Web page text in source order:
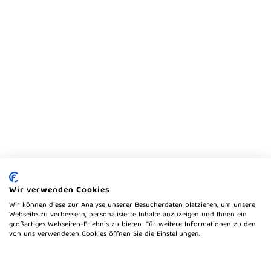
Wir verwenden Cookies
Wir können diese zur Analyse unserer Besucherdaten platzieren, um unsere
Webseite zu verbessern, personalisierte Inhalte anzuzeigen und Ihnen ein
großartiges Webseiten-Erlebnis zu bieten. Für weitere Informationen zu den
von uns verwendeten Cookies öffnen Sie die Einstellungen.